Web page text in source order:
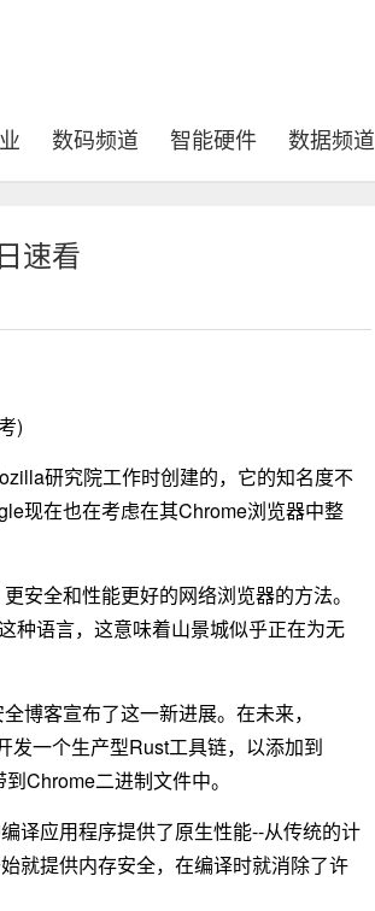
数码频道 智能硬件 数据频道
速看
)
研究院工作时创建的，它的知名度不
现在也在考虑在其Chrome浏览器中整
安全和性能更好的网络浏览器的方法。
种语言，这意味着山景城似乎正在为无
博客宣布了这一新进展。在未来，
发一个生产型Rust工具链，以添加到
Chrome二进制文件中。
译应用程序提供了原生性能--从传统的计
就提供内存安全，在编译时就消除了许